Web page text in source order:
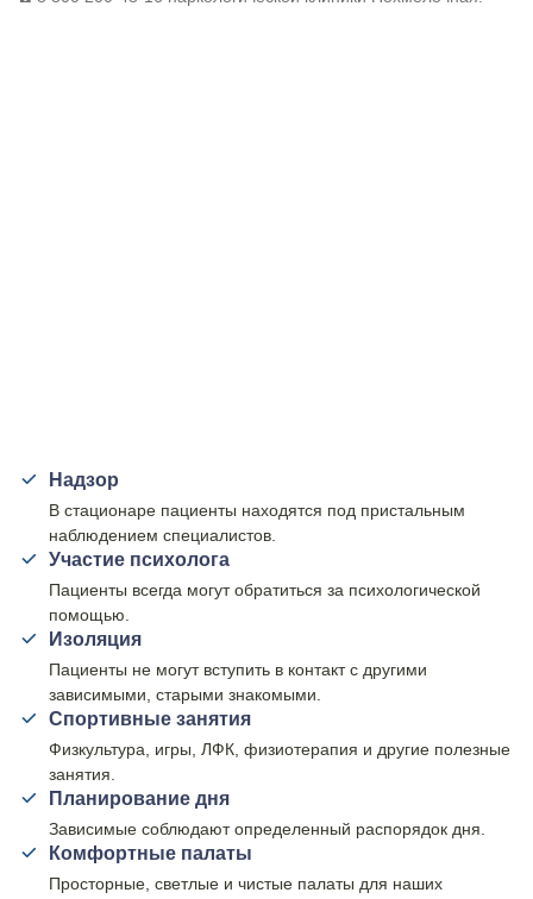
Надзор
В стационаре пациенты находятся под пристальным
наблюдением специалистов.
Участие психолога
Пациенты всегда могут обратиться за психологической
помощью.
Изоляция
Пациенты не могут вступить в контакт с другими
зависимыми, старыми знакомыми.
Спортивные занятия
Физкультура, игры, ЛФК, физиотерапия и другие полезные
занятия.
Планирование дня
Зависимые соблюдают определенный распорядок дня.
Комфортные палаты
Просторные, светлые и чистые палаты для наших